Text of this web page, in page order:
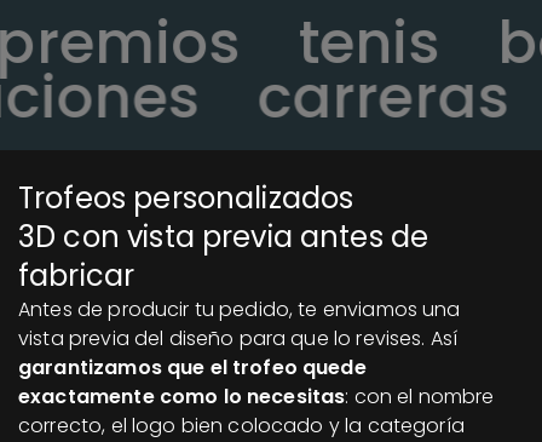
premios tenis
carreras
Trofeos personalizados
3D con vista previa antes de
fabricar
Antes de producir tu pedido, te enviamos una
vista previa del diseño para que lo revises. Así
garantizamos que el trofeo quede
exactamente como lo necesitas: con el nombre
correcto, el logo bien colocado y la categoría